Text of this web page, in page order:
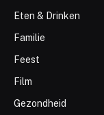
Eten & Drinken
Familie
Feest
Film
Gezondheid